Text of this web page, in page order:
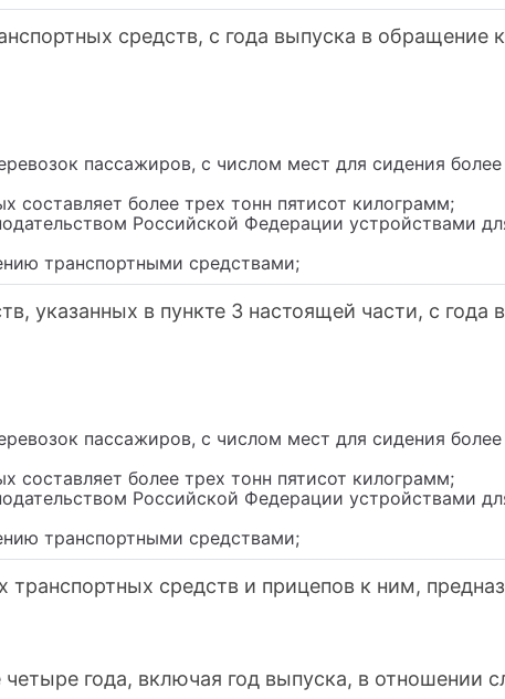
средств, с года выпуска в обращение
пассажиров, с числом мест для сидения
составляет более трех тонн пятисот килограмм;
Российской Федерации устройствами
транспортными средствами;
указанных в пункте 3 настоящей части, с года
пассажиров, с числом мест для сидения
составляет более трех тонн пятисот килограмм;
Российской Федерации устройствами
транспортными средствами;
средств и прицепов к ним,
года, включая год выпуска, в отношении